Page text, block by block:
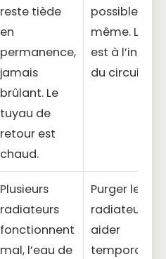
reste tiède
en
permanence,
jamais
brûlant. Le
tuyau de
retour est
chaud.
possible soi-
même. La
est à
du circuit.
Plusieurs
radiateurs
fonctionnent
mal, l’eau de
Purger les
radiateurs
aider